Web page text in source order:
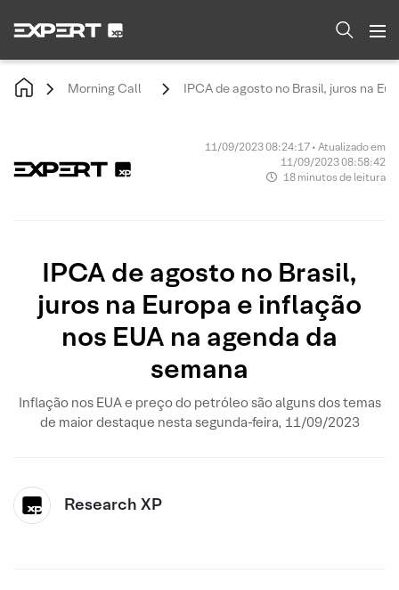
Morning Call IPCA de agosto no Brasil, juros na
11/09/2023 08:24:17 • Atualizado em
11/09/2023 08:58:42
18 minutos de leitura
IPCA de agosto no Brasil,
juros na Europa e inflação
nos EUA na agenda da
semana
Inflação nos EUA e preço do petróleo são alguns dos temas
de maior destaque nesta segunda-feira, 11/09/2023
Research XP